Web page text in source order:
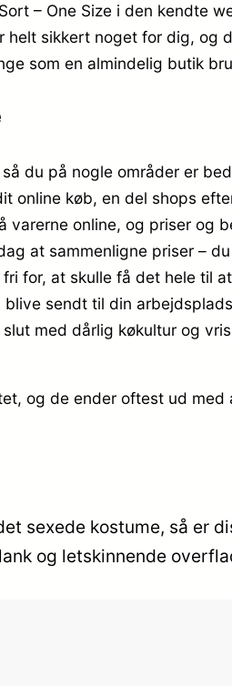
– One Size i den kendte
sikkert noget for dig, og
som en almindelig butik
du på nogle områder er
online køb, en del shops
online, og priser og
at sammenligne priser –
for, at skulle få det hele til
sendt til din
med dårlig køkultur og
og de ender oftest ud
sexede kostume, så er
og letskinnende